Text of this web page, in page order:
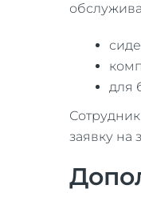
для
заявку на